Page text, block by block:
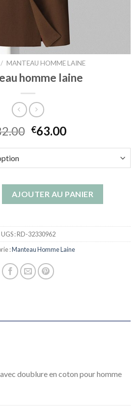
/ MANTEAU HOMME LAINE
homme laine
€63.00
homme laine
AJOUTER AU PANIER
UGS :RD-32330962
:Manteau Homme Laine
doublure en coton pour homme